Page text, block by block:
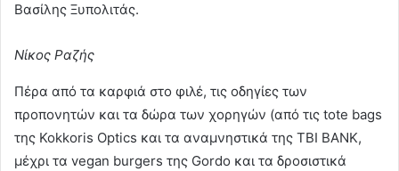
Βασίλης Ξυπολιτάς.
Νίκος Ραζής
Πέρα από τα καρφιά στο φιλέ, τις οδηγίες των
προπονητών και τα δώρα των χορηγών (από τις tote bags
της Kokkoris Optics και τα αναμνηστικά της TBI BANK,
μέχρι τα vegan burgers της Gordo και τα δροσιστικά